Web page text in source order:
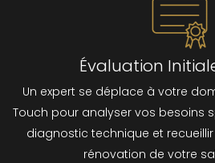
Évaluation
Un expert se déplace à votre
Touch pour analyser vos besoins
diagnostic technique et
rénovation de votre